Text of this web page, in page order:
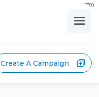
בס"ד
Create A Campaign